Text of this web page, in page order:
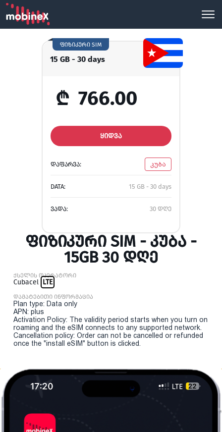
15 GB - 30 days
ფიზიკური SIM
₾ 766.00
ᲧᲘᲓᲕᲐ
ᲓᲐᲤᲐᲠᲕᲐ: კუბა
DATA: 15 GB - 30 days
ᲕᲐᲓᲐ: 30 დღე
ᲤᲘᲖᲘᲙᲣᲠᲘ SIM - ᲙᲣᲑᲐ -
15GB 30 ᲓᲦᲔ
ქსელის ოპერატორი
Cubacel LTE
დამატებითი ინფორმაცია
Plan type: Data only
APN: plus
Activation Policy: The validity period starts when you turn on
roaming and the eSIM connects to any supported network.
Cancellation policy: Order can not be cancelled or refunded
once the "install eSIM" button is clicked.